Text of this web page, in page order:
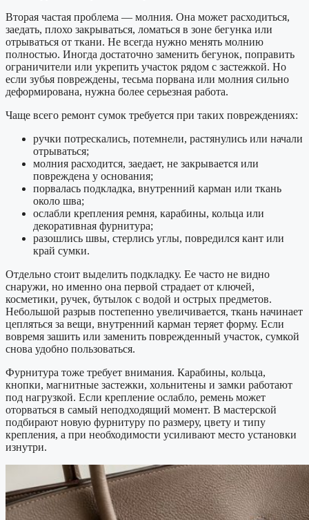
Вторая частая проблема — молния. Она может расходиться,
заедать, плохо закрываться, ломаться в зоне бегунка или
отрываться от ткани. Не всегда нужно менять молнию
полностью. Иногда достаточно заменить бегунок, поправить
ограничители или укрепить участок рядом с застежкой. Но
если зубья повреждены, тесьма порвана или молния сильно
деформирована, нужна более серьезная работа.
Чаще всего ремонт сумок требуется при таких повреждениях:
ручки потрескались, потемнели, растянулись или начали
отрываться;
молния расходится, заедает, не закрывается или
повреждена у основания;
порвалась подкладка, внутренний карман или ткань
около шва;
ослабли крепления ремня, карабины, кольца или
декоративная фурнитура;
разошлись швы, стерлись углы, повредился кант или
край сумки.
Отдельно стоит выделить подкладку. Ее часто не видно
снаружи, но именно она первой страдает от ключей,
косметики, ручек, бутылок с водой и острых предметов.
Небольшой разрыв постепенно увеличивается, ткань начинает
цепляться за вещи, внутренний карман теряет форму. Если
вовремя зашить или заменить поврежденный участок, сумкой
снова удобно пользоваться.
Фурнитура тоже требует внимания. Карабины, кольца,
кнопки, магнитные застежки, хольнитены и замки работают
под нагрузкой. Если крепление ослабло, ремень может
оторваться в самый неподходящий момент. В мастерской
подбирают новую фурнитуру по размеру, цвету и типу
крепления, а при необходимости усиливают место установки
изнутри.